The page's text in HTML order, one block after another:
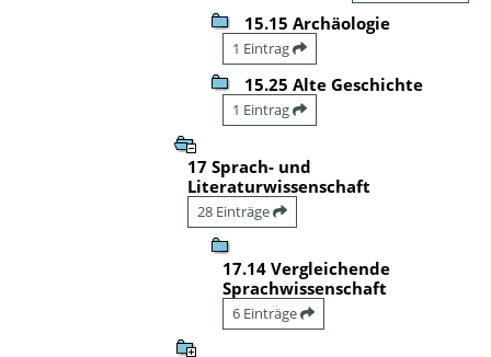
15.15 Archäologie
1 Eintrag
15.25 Alte Geschichte
1 Eintrag
17 Sprach- und
Literaturwissenschaft
28 Einträge
17.14 Vergleichende
Sprachwissenschaft
6 Einträge